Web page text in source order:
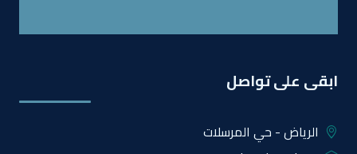
ابقى على تواصل
الرياض - حي المرسلات